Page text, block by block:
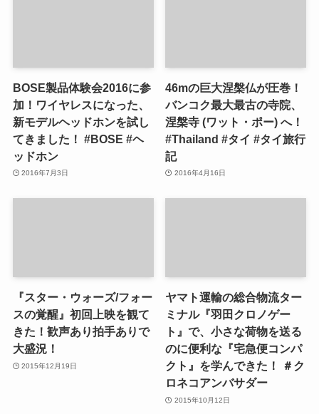
BOSE製品体験会2016に参
加！ワイヤレスになった、
新モデルヘッドホンを試し
てきました！ #BOSE #ヘ
ッドホン
2016年7月3日
46mの巨大涅槃仏が圧巻！
バンコク最大最古の寺院、
涅槃寺 (ワット・ポー) へ！
#Thailand #タイ #タイ旅行
記
2016年4月16日
『スター・ウォーズ/フォー
スの覚醒』初回上映を観て
きた！歓声あり拍手ありで
大盛況！
2015年12月19日
ヤマト運輸の総合物流ター
ミナル『羽田クロノゲー
ト』で、小さな荷物を送る
のに便利な『宅急便コンパ
クト』を学んできた！ ＃ク
ロネコアンバサダー
2015年10月12日